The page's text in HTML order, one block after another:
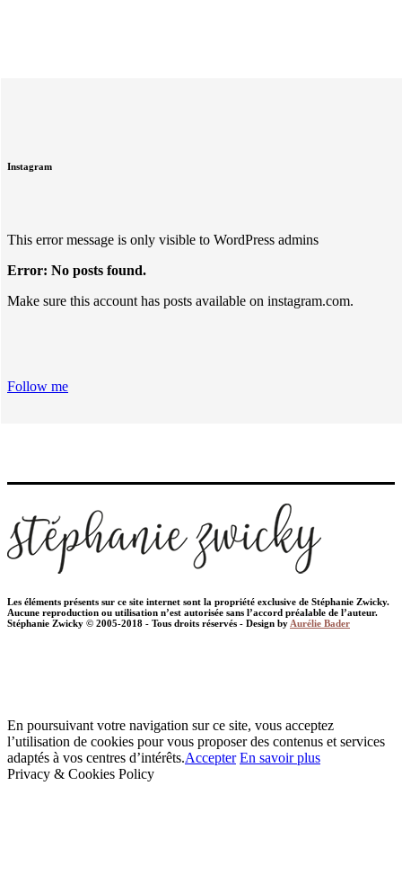
Instagram
This error message is only visible to WordPress admins
Error: No posts found.
Make sure this account has posts available on instagram.com.
Follow me
Les éléments présents sur ce site internet sont la propriété exclusive de Stéphanie Zwicky.
Aucune reproduction ou utilisation n’est autorisée sans l’accord préalable de l’auteur.
Stéphanie Zwicky © 2005-2018 - Tous droits réservés - Design by Aurélie Bader
En poursuivant votre navigation sur ce site, vous acceptez
l’utilisation de cookies pour vous proposer des contenus et services
adaptés à vos centres d’intérêts.Accepter En savoir plus
Privacy & Cookies Policy